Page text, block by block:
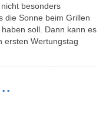
besonders
die Sonne beim Grillen
soll. Dann kann es
ersten Wertungstag